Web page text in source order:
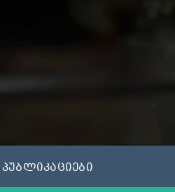
პუბლიკაციები